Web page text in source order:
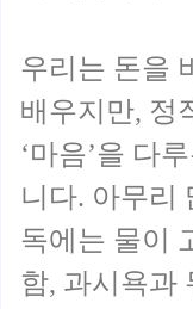
우리는 돈을
배우지만, 정
‘마음’을 다
니다. 아무리
독에는 물이
함, 과시욕과